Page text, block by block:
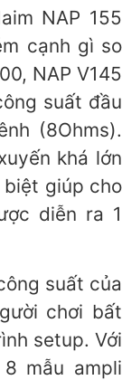
NAP 155
cạnh gì so
NAP V145
suất đầu
(8Ohms).
khá lớn
giúp cho
diễn ra 1
suất của
chơi bất
setup. Với
mẫu ampli